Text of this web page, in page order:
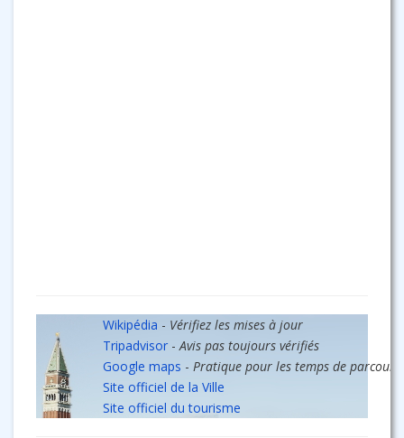
Wikipédia - Vérifiez les mises à jour
Tripadvisor-Avis pas toujours vérifiés
Google maps - Pratique pour les temps de parcours
Site officiel de la Ville
Site officiel du tourisme